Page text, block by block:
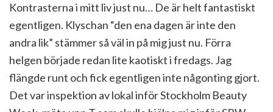
Kontrasterna i mitt liv just nu… De är helt fantastiskt
egentligen. Klyschan “den ena dagen är inte den
andra lik” stämmer så väl in på mig just nu. Förra
helgen började redan lite kaotiskt i fredags. Jag
flängde runt och fick egentligen inte någonting gjort.
Det var inspektion av lokal inför Stockholm Beauty